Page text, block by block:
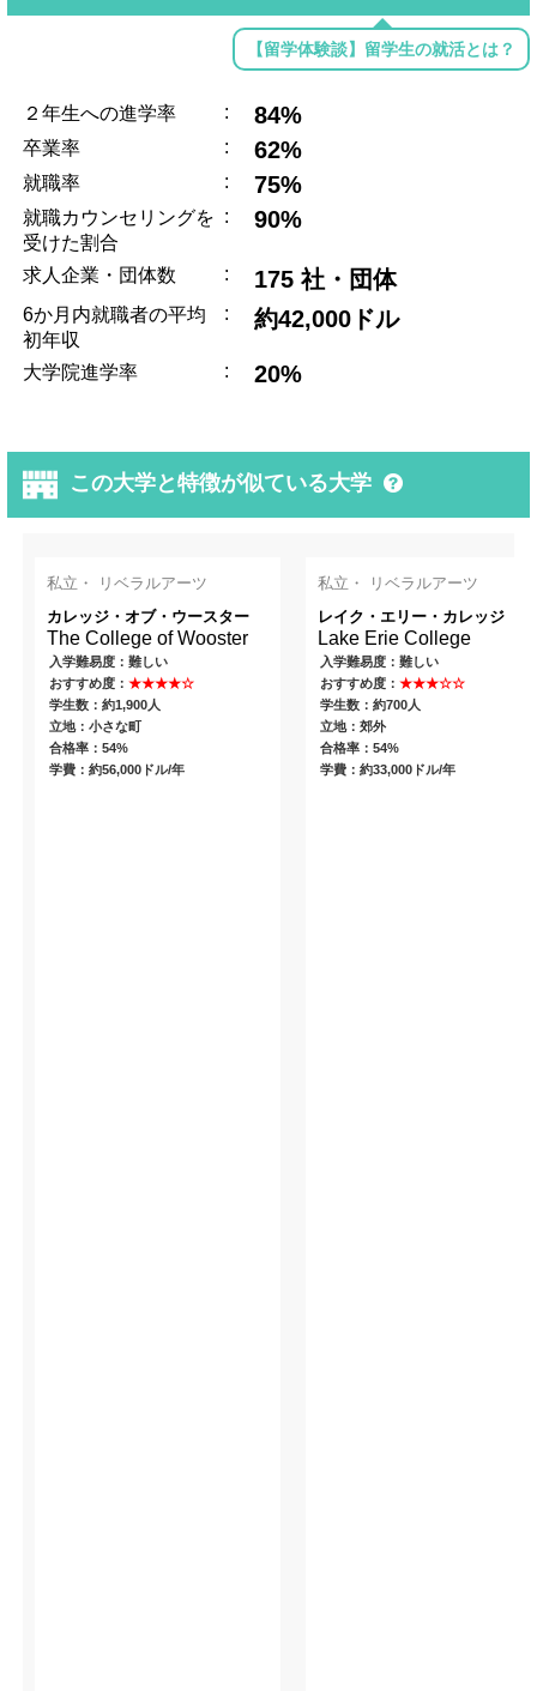
【留学体験談】留学生の就活とは？
２年生への進学率 : 84%
卒業率 : 62%
就職率 : 75%
就職カウンセリングを
受けた割合
: 90%
求人企業・団体数 : 175 社・団体
6か月内就職者の平均
初年収
: 約42,000ドル
大学院進学率 : 20%
この大学と特徴が似ている大学
私立・ リベラルアーツ
カレッジ・オブ・ウースター
The College of Wooster
入学難易度：難しい
おすすめ度：★★★★☆
学生数：約1,900人
立地：小さな町
合格率：54%
学費：約56,000ドル/年
私立・ リベラルアーツ
レイク・エリー・カレッジ
Lake Erie College
入学難易度：難しい
おすすめ度： ★★★☆☆
学生数：約700人
立地：郊外
合格率：54%
学費：約33,000ドル/年